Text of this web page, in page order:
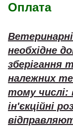
Оплата
необхідне
зберігання
належних
тому числі:
ін'єкційні